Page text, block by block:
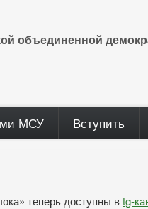
объединенной
МСУ Вступить
теперь доступны вtg-